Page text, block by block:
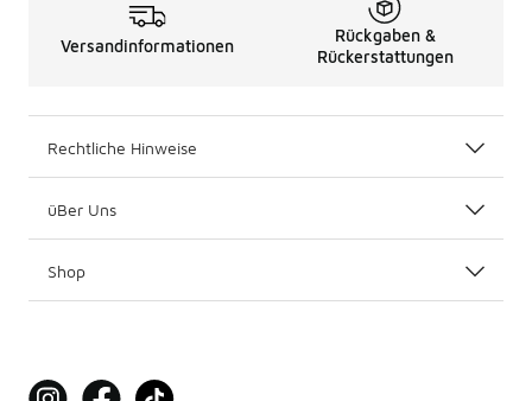
Versandinformationen
Rückgaben &
Rückerstattungen
Rechtliche Hinweise
üBer Uns
Shop